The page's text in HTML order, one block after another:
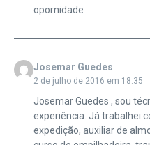
opornidade
Josemar Guedes
2 de julho de 2016 em 18:35
Josemar Guedes , sou
experiência. Já trabalhei
expedição, auxiliar de